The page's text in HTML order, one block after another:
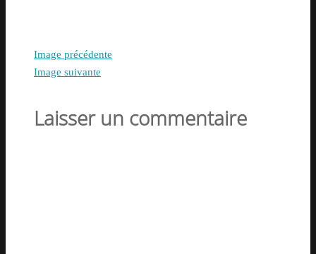
Image précédente
Image suivante
Laisser un commentaire